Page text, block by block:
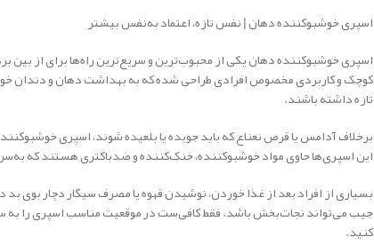
اسپری خوشبوکننده دهان | نفس تازه، اعتماد به‌نفس بیشتر
اسپری خوشبوکننده دهان یکی از محبوب‌ترین و سریع‌ترین راه‌ها برای از
کوچک و کاربردی مخصوص افرادی طراحی شده که به بهداشت دهان و دندان
تازه داشته باشند.
برخلاف آدامس یا قرص نعناع که باید جویده یا بلعیده شوند، اسپری
این اسپری‌ها حاوی مواد خوشبوکننده، خنک‌کننده و ضدباکتری هستند که
بسیاری از افراد بعد از غذا خوردن، نوشیدن قهوه یا مصرف سیگار دچار
جیب می‌تواند نجات‌بخش باشد. فقط کافی‌ست در موقعیت مناسب اسپری را به
کنید.